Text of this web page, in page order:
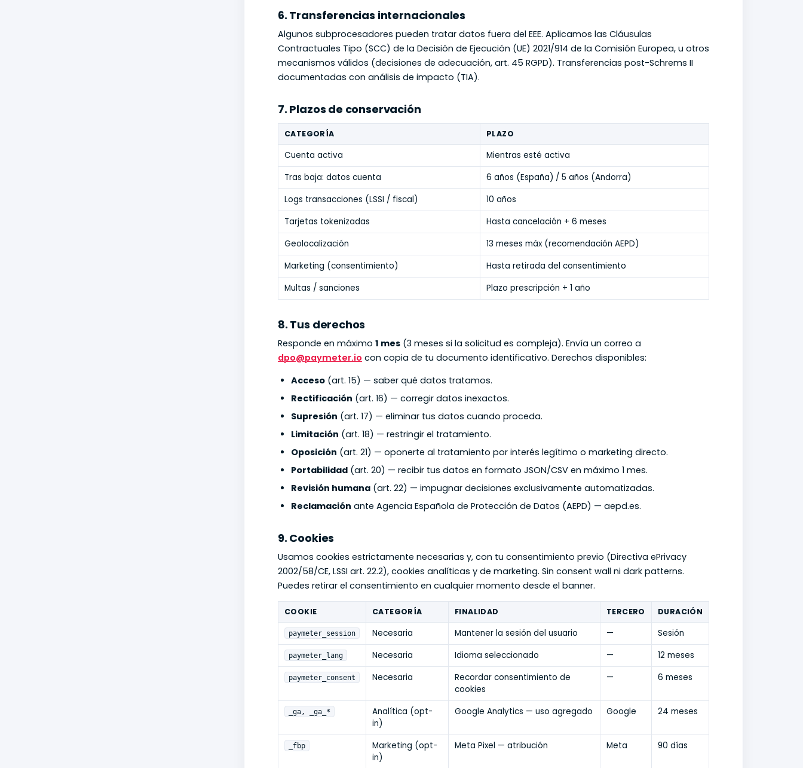
6. Transferencias internacionales
Algunos subprocesadores pueden tratar datos fuera del EEE. Aplicamos las Cláusulas
Contractuales Tipo (SCC) de la Decisión de Ejecución (UE) 2021/914 de la Comisión Europea, u otros
mecanismos válidos (decisiones de adecuación, art. 45 RGPD). Transferencias post-Schrems II
documentadas con análisis de impacto (TIA).
7. Plazos de conservación
CATEGORÍA PLAZO
Cuenta activa
Mientras esté activa
Tras baja: datos cuenta
6 años (España) / 5 años (Andorra)
Logs transacciones (LSSI / fiscal)
10 años
Tarjetas tokenizadas
Hasta cancelación + 6 meses
Geolocalización
13 meses máx (recomendación AEPD)
Marketing (consentimiento)
Hasta retirada del consentimiento
Multas / sanciones
Plazo prescripción + 1 año
8. Tus derechos
Responde en máximo 1 mes (3 meses si la solicitud es compleja). Envía un correo a
dpo@paymeter.io con copia de tu documento identificativo. Derechos disponibles:
Acceso (art. 15) — saber qué datos tratamos.
Rectificación (art. 16) — corregir datos inexactos.
Supresión (art. 17) — eliminar tus datos cuando proceda.
Limitación (art. 18) — restringir el tratamiento.
Oposición (art. 21) — oponerte al tratamiento por interés legítimo o marketing directo.
Portabilidad (art. 20) — recibir tus datos en formato JSON/CSV en máximo 1 mes.
Revisión humana (art. 22) — impugnar decisiones exclusivamente automatizadas.
Reclamación ante Agencia Española de Protección de Datos (AEPD) — aepd.es.
9. Cookies
Usamos cookies estrictamente necesarias y, con tu consentimiento previo (Directiva ePrivacy
2002/58/CE, LSSI art. 22.2), cookies analíticas y de marketing. Sin consent wall ni dark patterns.
Puedes retirar el consentimiento en cualquier momento desde el banner.
COOKIE CATEGORÍA FINALIDAD TERCERO DURACIÓN
paymeter_session Necesaria Mantener la sesión del usuario — Sesión
paymeter_lang Necesaria Idioma seleccionado — 12 meses
paymeter_consent Necesaria
Recordar consentimiento de
cookies
— 6 meses
_ga, _ga_*
Analítica (opt-
in)
Google Analytics — uso agregado Google 24 meses
_fbp
Marketing (opt-
in)
Meta Pixel — atribución Meta 90 días